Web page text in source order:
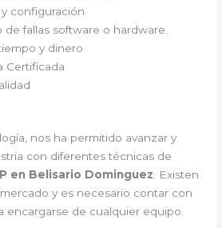
fallas software o hardware.
y dinero
nos ha permitido avanzar y
con diferentes técnicas de
en Belisario Dominguez. Existen
y es necesario contar con
encargarse de cualquier equipo.